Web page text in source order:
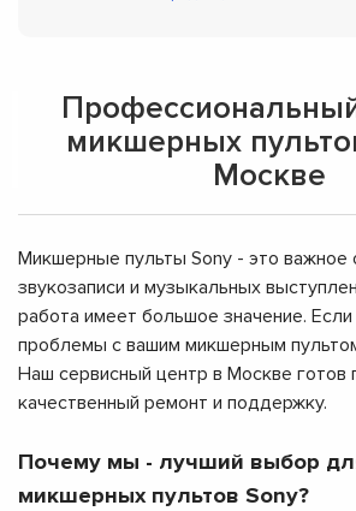
микшерных
Москве
Микшерные пульты Sony - это важное
звукозаписи и музыкальных
работа имеет большое значение. Если
проблемы с вашим микшерным
Наш сервисный центр в Москве готов
качественный ремонт и поддержку.
Почему мы - лучший выбор
микшерных пультов Sony?